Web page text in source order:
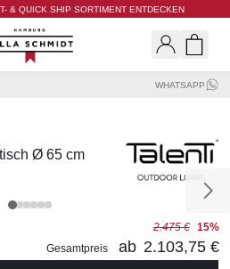
& QUICK SHIP SORTIMENT ENTDECKEN
Schmidt
WHATSAPP
Ø 65 cm
2.475 € 15%
Gesamtpreis
ab 2.103,75 €